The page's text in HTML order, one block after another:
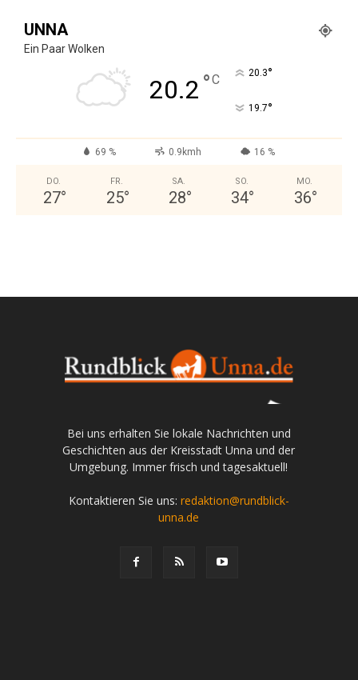
UNNA
Ein Paar Wolken
20.2 °C 20.3°
19.7°
69 % 0.9kmh 16 %
DO.
27°
FR.
25°
SA.
28°
SO.
34°
MO.
36°
Bei uns erhalten Sie lokale Nachrichten und
Geschichten aus der Kreisstadt Unna und der
Umgebung. Immer frisch und tagesaktuell!
Kontaktieren Sie uns: redaktion@rundblick-
unna.de